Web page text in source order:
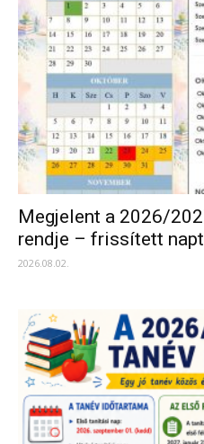
Megjelent a 2026/
rendje – frissített
2026.08.02.